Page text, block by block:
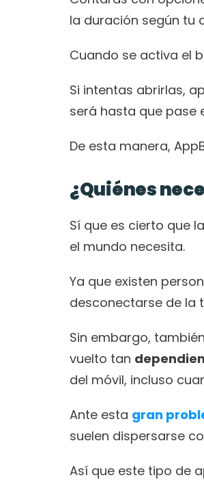
la duración según tu
Cuando se activa el
Si intentas abrirlas,
será hasta que pase
De esta manera,
¿Quiénes
Sí que es cierto que
el mundo necesita.
Ya que existen
desconectarse de la
Sin embargo,
vuelto tan
del móvil, incluso
Ante esta gran
suelen dispersarse
Así que este tipo de